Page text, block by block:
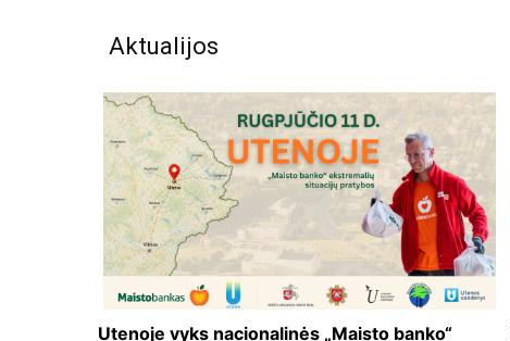
Aktualijos
Utenoje vyks nacionalinės „Maisto banko“